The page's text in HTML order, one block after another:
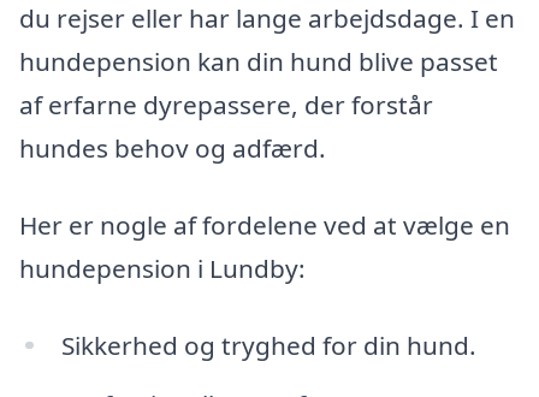
du rejser eller har lange arbejdsdage. I en
hundepension kan din hund blive passet
af erfarne dyrepassere, der forstår
hundes behov og adfærd.
Her er nogle af fordelene ved at vælge en
hundepension i Lundby:
Sikkerhed og tryghed for din hund.